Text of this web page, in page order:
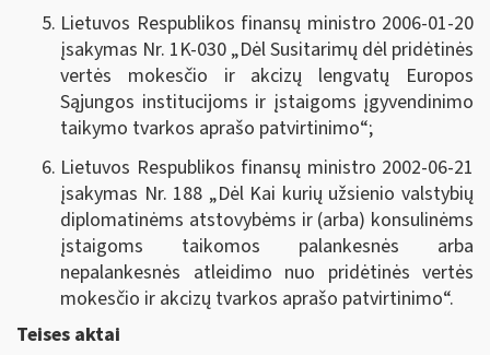
Lietuvos Respublikos finansų ministro 2006-01-20
įsakymas Nr. 1K-030 „Dėl Susitarimų dėl pridėtinės
vertės mokesčio ir akcizų lengvatų Europos
Sąjungos institucijoms ir įstaigoms įgyvendinimo
taikymo tvarkos aprašo patvirtinimo“;
Lietuvos Respublikos finansų ministro 2002-06-21
įsakymas Nr. 188 „Dėl Kai kurių užsienio valstybių
diplomatinėms atstovybėms ir (arba) konsulinėms
įstaigoms taikomos palankesnės arba
nepalankesnės atleidimo nuo pridėtinės vertės
mokesčio ir akcizų tvarkos aprašo patvirtinimo“.
Teises aktai